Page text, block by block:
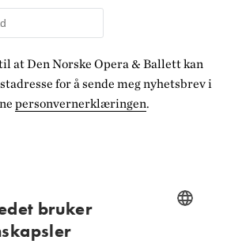
at Den Norske Opera & Ballett kan
for å sende meg nyhetsbrev i
personvernerklæringen.
bruker